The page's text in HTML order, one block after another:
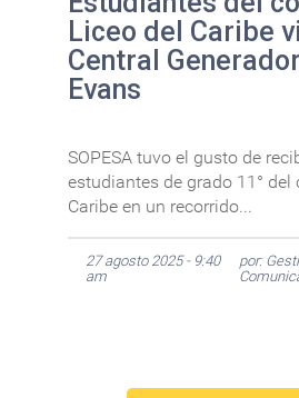
Liceo del Caribe
Central
Evans
SOPESA tuvo el gusto de
estudiantes de grado 11° del
Caribe en un recorrido...
27 agosto 2025 - 9:40
am
por: